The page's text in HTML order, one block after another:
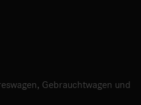
Gebrauchtwagen und